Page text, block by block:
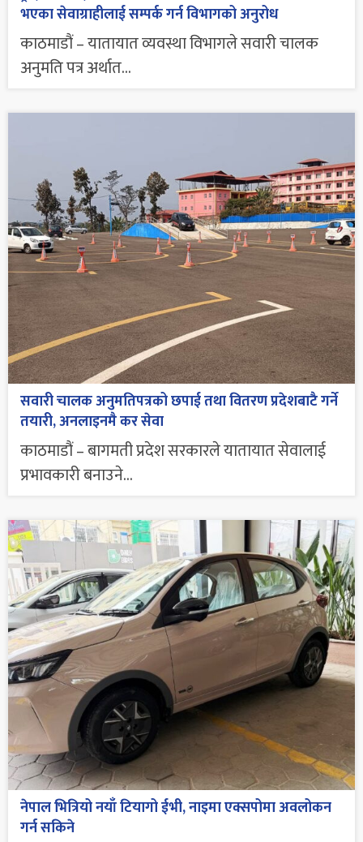
भएका सेवाग्राहीलाई सम्पर्क गर्न विभागको अनुरोध
काठमाडौं – यातायात व्यवस्था विभागले सवारी चालक
अनुमति पत्र अर्थात...
सवारी चालक अनुमतिपत्रको छपाई तथा वितरण प्रदेशबाटै गर्ने
तयारी, अनलाइनमै कर सेवा
काठमाडौं – बागमती प्रदेश सरकारले यातायात सेवालाई
प्रभावकारी बनाउने...
नेपाल भित्रियो नयाँ टियागो ईभी, नाइमा एक्सपोमा अवलोकन
गर्न सकिने